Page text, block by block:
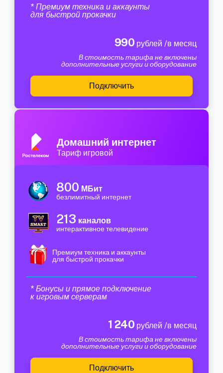
* Премиум техника и аккаунты
для быстрой прокачки
990 рублей /в месяц
В стоимость тарифа не включены
дополнительные услуги и оборудование
Подключить
Домашний интернет
Тариф игровой
800 МБит
безлимитный интернет
213 каналов
интерактивное телевидение
Премиум техника и аккаунты
для быстрой прокачки
* Бонусы и прямое подключение
к игровым серверам
1 240 рублей /в месяц
В стоимость тарифа не включены
дополнительные услуги и оборудование
Подключить